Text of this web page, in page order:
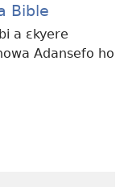
Bible
a ɛkyere
Adansefo ho